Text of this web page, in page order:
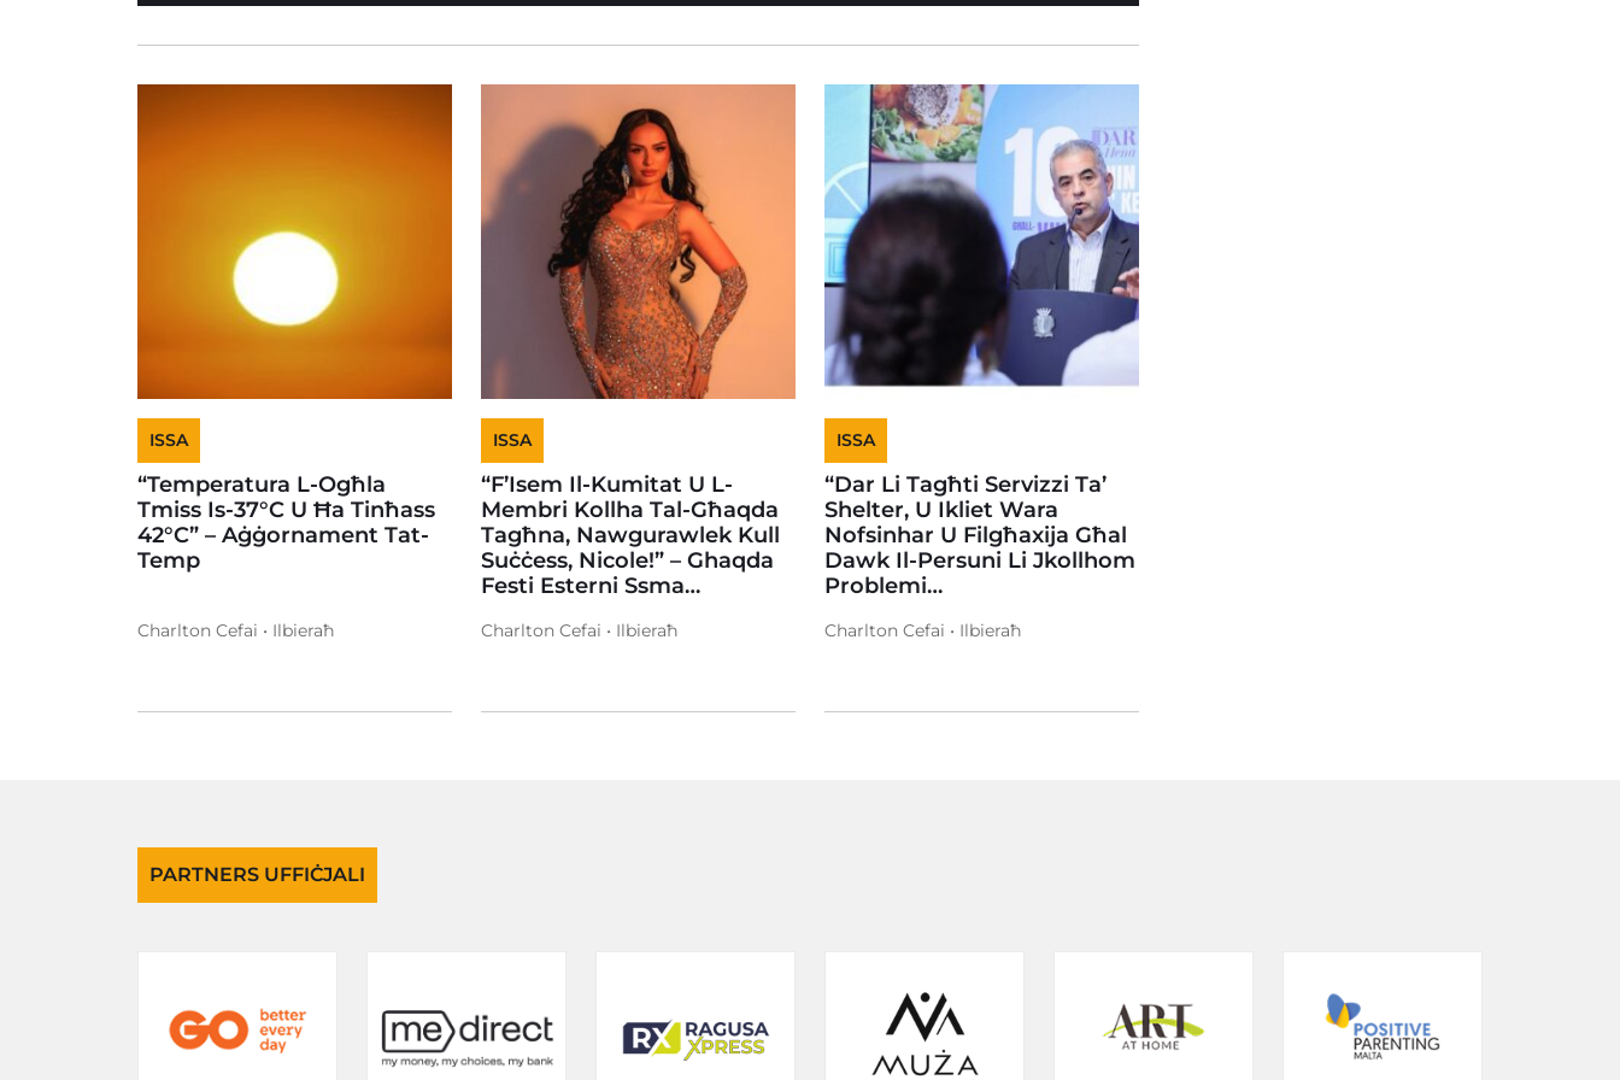
ISSA
“Temperatura L-Ogħla
Tmiss Is-37°C U Ħa Tinħass
42°C” – Aġġornament Tat-
Temp
Charlton Cefai • Ilbieraħ
ISSA
“F’Isem Il-Kumitat U L-
Membri Kollha Tal-Għaqda
Tagħna, Nawgurawlek Kull
Suċċess, Nicole!” – Ghaqda
Festi Esterni Ssma…
Charlton Cefai • Ilbieraħ
ISSA
“Dar Li Tagħti Servizzi Ta’
Shelter, U Ikliet Wara
Nofsinhar U Filgħaxija Għal
Dawk Il-Persuni Li Jkollhom
Problemi…
Charlton Cefai • Ilbieraħ
PARTNERS UFFIĊJALI